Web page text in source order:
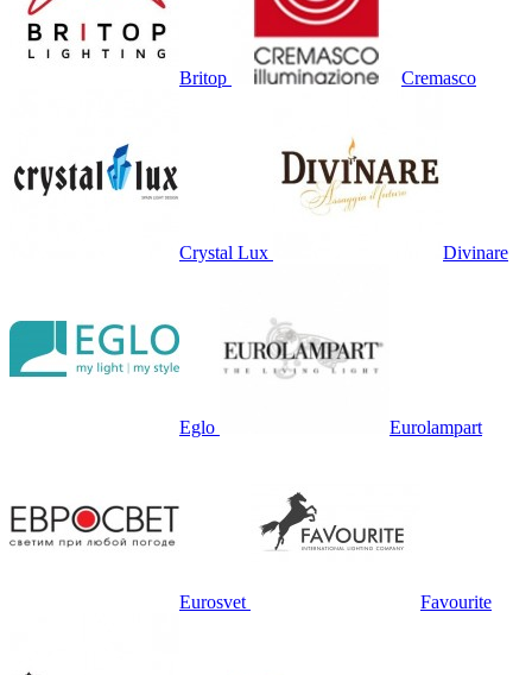
Britop Cremasco
Crystal Lux Divinare
Eglo Eurolampart
Eurosvet Favourite